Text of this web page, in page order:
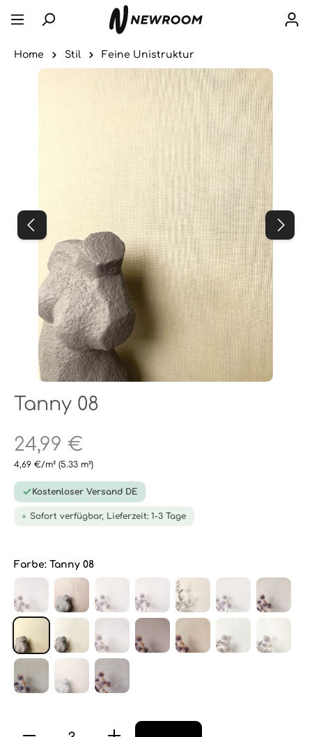
Home Stil Feine Unistruktur
Tanny 08
24,99 €
4,69 €/m² (5.33 m²)
Kostenloser Versand DE
Sofort verfügbar, Lieferzeit: 1-3 Tage
Farbe: Tanny 08